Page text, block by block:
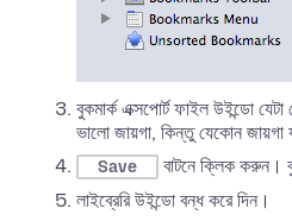
বুকমার্ক এক্সপোর্ট ফাইল উইন্ডো
ভালো জায়গা, কিন্তু যেকোন
Save
বাটনে ক্লিক করুন।
লাইব্রেরি উইন্ডো বন্ধ করে দিন।